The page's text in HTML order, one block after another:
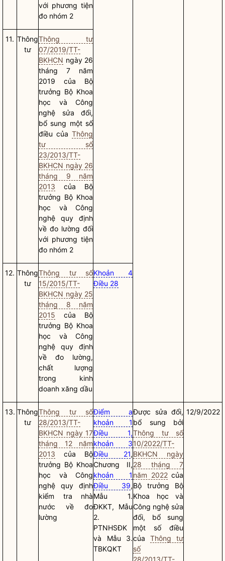
với phương tiện
đo nhóm 2
11. Thông
tư
Thông tư
07/2019/TT-
BKHCN ngày 26
tháng 7 năm
2019 của Bộ
trưởng Bộ Khoa
học và Công
nghệ sửa đổi,
bổ sung một số
điều của Thông
tư số
23/2013/TT-
BKHCN ngày 26
tháng 9 năm
2013 của Bộ
trưởng Bộ Khoa
học và Công
nghệ quy định
về đo lường đối
với phương tiện
đo nhóm 2
12. Thông
tư
Thông tư số
15/2015/TT-
BKHCN ngày 25
tháng 8 năm
2015 của Bộ
trưởng Bộ Khoa
học và Công
nghệ quy định
về đo lường,
chất lượng
trong kinh
doanh xăng dầu
Khoản 4
Điều 28
13. Thông
tư
Thông tư số
28/2013/TT-
BKHCN ngày 17
tháng 12 năm
2013 của Bộ
trưởng Bộ Khoa
học và Công
nghệ quy định
kiểm tra nhà
nước về đo
lường
Điểm a
khoản 1
Điều 1,
khoản 3
Điều 21,
Chương II,
khoản 1
Điều 39,
Mẫu 1.
ĐKKT, Mẫu
2.
PTNHSĐK
và Mẫu 3.
TBKQKT
Được sửa đổi,
bổ sung bởi
Thông tư số
10/2022/TT-
BKHCN ngày
28 tháng 7
năm 2022của
Bộ trưởng Bộ
Khoa học và
Công nghệ sửa
đổi, bổ sung
một số điều
của Thông tư
số
28/2013/TT-
12/9/2022